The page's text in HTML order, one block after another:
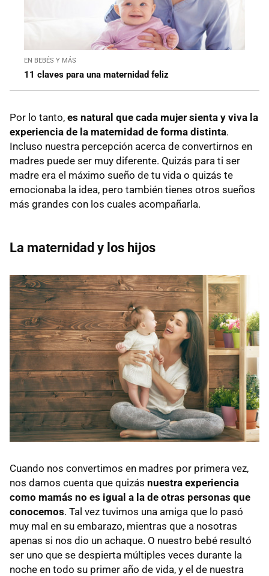
EN BEBÉS Y MÁS
11 claves para una maternidad feliz
Por lo tanto, es natural que cada mujer sienta y viva la
experiencia de la maternidad de forma distinta.
Incluso nuestra percepción acerca de convertirnos en
madres puede ser muy diferente. Quizás para ti ser
madre era el máximo sueño de tu vida o quizás te
emocionaba la idea, pero también tienes otros sueños
más grandes con los cuales acompañarla.
La maternidad y los hijos
Cuando nos convertimos en madres por primera vez,
nos damos cuenta que quizás nuestra experiencia
como mamás no es igual a la de otras personas que
conocemos. Tal vez tuvimos una amiga que lo pasó
muy mal en su embarazo, mientras que a nosotras
apenas si nos dio un achaque. O nuestro bebé resultó
ser uno que se despierta múltiples veces durante la
noche en todo su primer año de vida, y el de nuestra